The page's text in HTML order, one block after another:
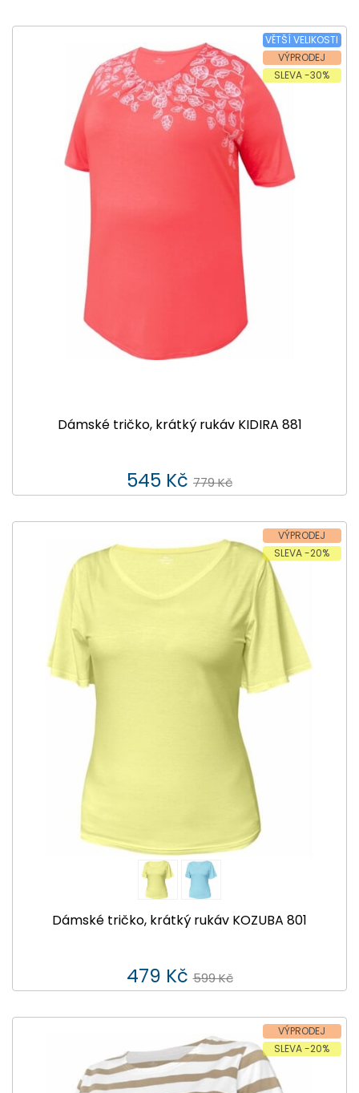
VĚTŠÍ VELIKOSTI
VÝPRODEJ
SLEVA -30%
Dámské tričko, krátký rukáv KIDIRA 881
545 Kč 779 Kč
VÝPRODEJ
SLEVA -20%
Dámské tričko, krátký rukáv KOZUBA 801
479 Kč 599 Kč
VÝPRODEJ
SLEVA -20%